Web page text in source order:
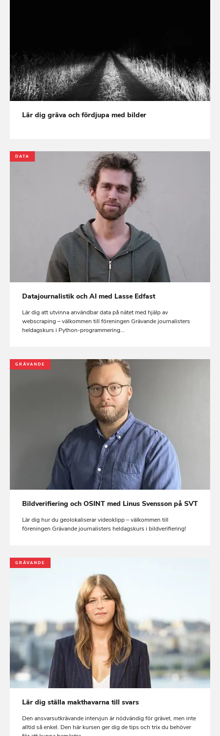
Lär dig gräva och fördjupa med bilder
DATA
Datajournalistik och AI med Lasse Edfast
Lär dig att utvinna användbar data på nätet med hjälp av
webscraping – välkommen till föreningen Grävande journalisters
heldagskurs i Python-programmering...
GRÄVANDE
Bildverifiering och OSINT med Linus Svensson på SVT
Lär dig hur du geolokaliserar videoklipp – välkommen till
föreningen Grävande journalisters heldagskurs i bildverifiering!
GRÄVANDE
Lär dig ställa makthavarna till svars
Den ansvarsutkrävande intervjun är nödvändig för grävet, men inte
alltid så enkel. Den här kursen ger dig de tips och trix du behöver